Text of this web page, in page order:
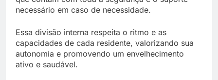
necessário em caso de necessidade.
Essa divisão interna respeita o ritmo e as
capacidades de cada residente, valorizando sua
autonomia e promovendo um envelhecimento
ativo e saudável.